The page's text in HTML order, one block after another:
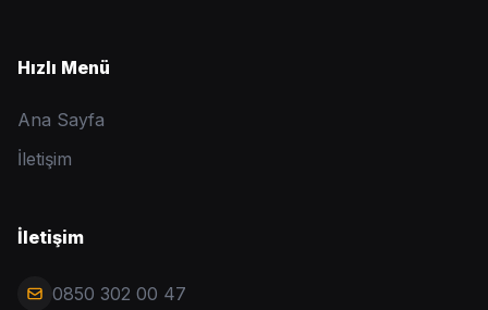
Hızlı Menü
Ana Sayfa
İletişim
İletişim
0850 302 00 47